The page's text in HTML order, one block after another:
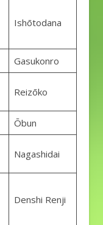
Ishōtodana
Gasukonro
Reizōko
Ōbun
Nagashidai
Denshi Renji